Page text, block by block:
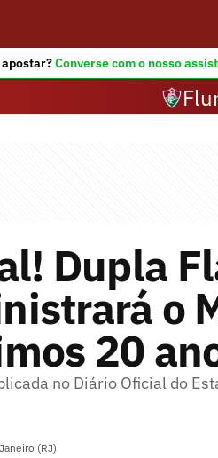
Converse com o nosso
Dupla
o
20
no Diário Oficial do
(RJ)